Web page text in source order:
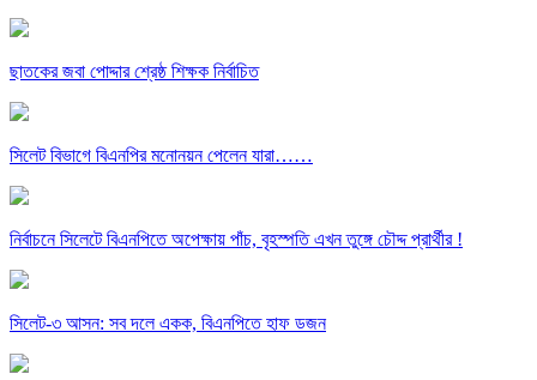
ছাতকের জবা পোদ্দার শ্রেষ্ঠ শিক্ষক নির্বাচিত
সিলেট বিভাগে বিএনপির মনোনয়ন পেলেন যারা……
নির্বাচনে সিলেটে বিএনপিতে অপেক্ষায় পাঁচ, বৃহস্পতি এখন তুঙ্গে চৌদ্দ প্রার্থীর !
সিলেট-৩ আসন: সব দলে একক, বিএনপিতে হাফ ডজন